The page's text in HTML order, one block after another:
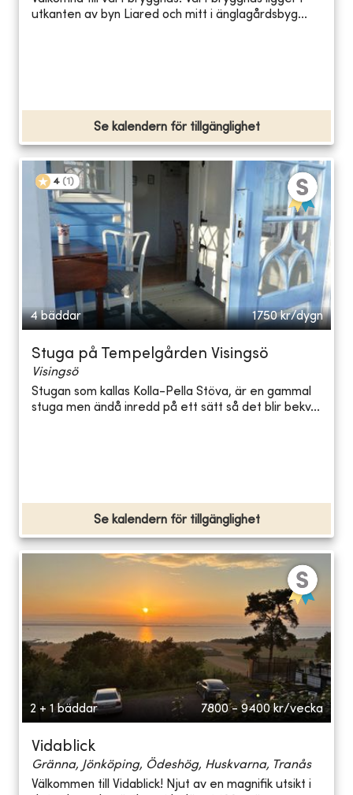
utkanten av byn Liared och mitt i änglagårdsbyg...
Se kalendern för tillgänglighet
4 (1 )
4 bäddar 1750 kr/dygn
Stuga på Tempelgården Visingsö
Visingsö
Stugan som kallas Kolla-Pella Stöva, är en gammal
stuga men ändå inredd på ett sätt så det blir bekv...
Se kalendern för tillgänglighet
2 + 1 bäddar 7800 - 9400 kr/vecka
Vidablick
Gränna, Jönköping, Ödeshög, Huskvarna, Tranås
Välkommen till Vidablick! Njut av en magnifik utsikt i